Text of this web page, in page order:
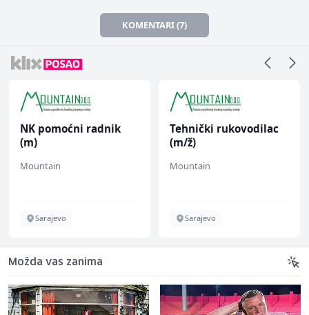
KOMENTARI (7)
NK pomoćni radnik
(m)
Mountain
Sarajevo
Tehnički rukovodilac
(m/ž)
Mountain
Sarajevo
Možda vas zanima